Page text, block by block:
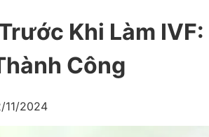
Khi Làm IVF:
Công
11/2024